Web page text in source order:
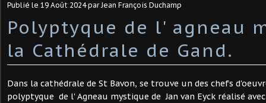
Publié le 19 Août 2024par Jean François Duchamp
Polyptyque de l' agneau
la Cathédrale de Gand.
Dans la cathédrale de St Bavon, se trouve un des chefs
polyptyque de l' Agneau mystique de Jan van Eyck réalisé